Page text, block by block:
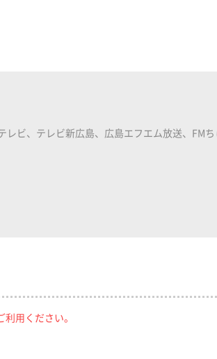
ビ、テレビ新広島、広島エフエム放送、FM
用ください。